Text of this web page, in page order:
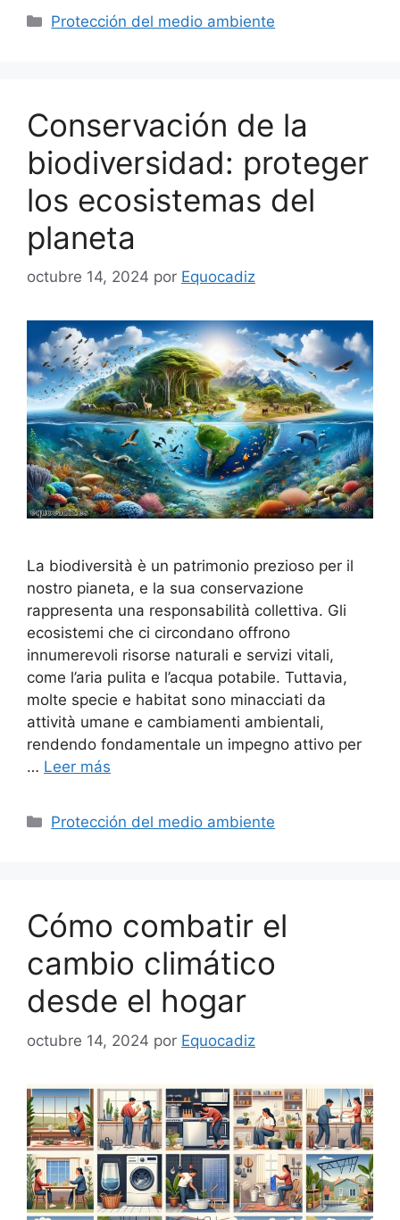
Categorías
Protección del medio ambiente
Conservación de la
biodiversidad: proteger
los ecosistemas del
planeta
octubre 14, 2024 por Equocadiz
La biodiversità è un patrimonio prezioso per il
nostro pianeta, e la sua conservazione
rappresenta una responsabilità collettiva. Gli
ecosistemi che ci circondano offrono
innumerevoli risorse naturali e servizi vitali,
come l’aria pulita e l’acqua potabile. Tuttavia,
molte specie e habitat sono minacciati da
attività umane e cambiamenti ambientali,
rendendo fondamentale un impegno attivo per
… Leer más
Categorías
Protección del medio ambiente
Cómo combatir el
cambio climático
desde el hogar
octubre 14, 2024 por Equocadiz